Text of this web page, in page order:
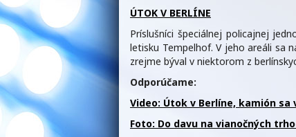
ÚTOK V BERLÍNE
Príslušníci špeciálnej policajnej
letisku Tempelhof. V jeho areáli sa
zrejme býval v niektorom z
Odporúčame:
Video: Útok v Berlíne, kamión
Foto: Do davu na vianočných